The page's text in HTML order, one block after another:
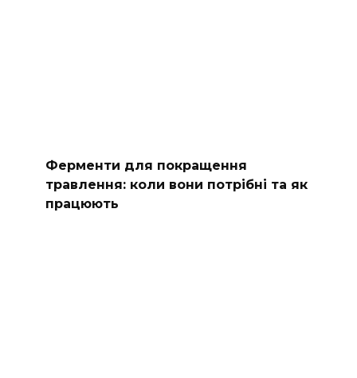
Ферменти для покращення
травлення: коли вони потрібні та як
працюють